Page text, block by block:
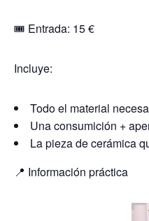
🎟️ Entrada: 15 €
Incluye:
Todo el material
Una consumición +
La pieza de cerámica
📍 Información práctica